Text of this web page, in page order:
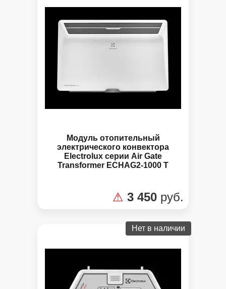
Модуль отопительный
электрического конвектора
Electrolux серии Air Gate
Transformer ECHAG2-1000 T
⚠ 3 450 руб.
Нет в наличии